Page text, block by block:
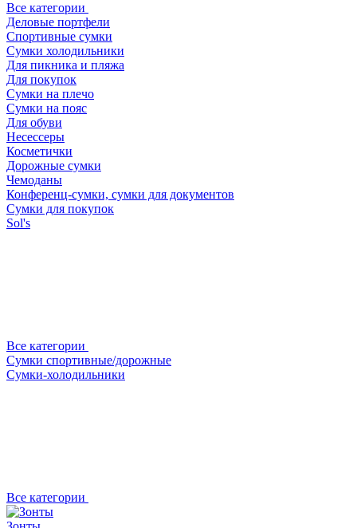
Все категории
Деловые портфели
Спортивные сумки
Сумки холодильники
Для пикника и пляжа
Для покупок
Сумки на плечо
Сумки на пояс
Для обуви
Несессеры
Косметички
Дорожные сумки
Чемоданы
Конференц-сумки, сумки для документов
Сумки для покупок
Sol's
Все категории
Сумки спортивные/дорожные
Сумки-холодильники
Все категории